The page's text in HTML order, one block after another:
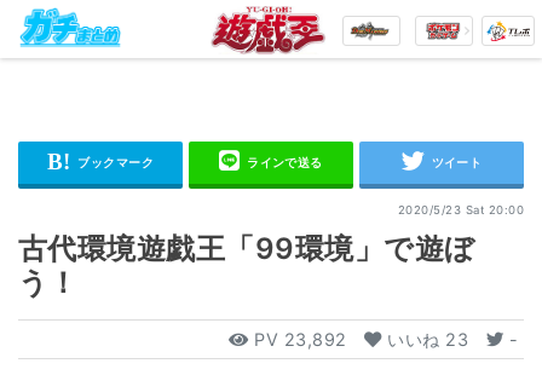
2020/5/23 Sat 20:00
古代環境遊戯王「99環境」で遊ぼ
う！
PV 23,892 いいね 23 -